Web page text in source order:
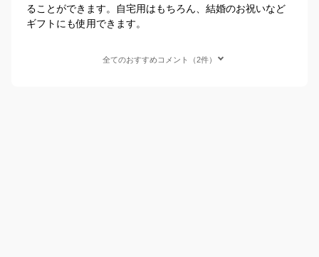
ることができます。自宅用はもちろん、結婚のお祝いなど
ギフトにも使用できます。
全てのおすすめコメント（2件）